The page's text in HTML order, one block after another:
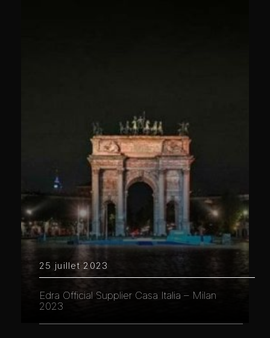
25 juillet 2023
Edra Official Supplier Casa Italia – Milan
2023